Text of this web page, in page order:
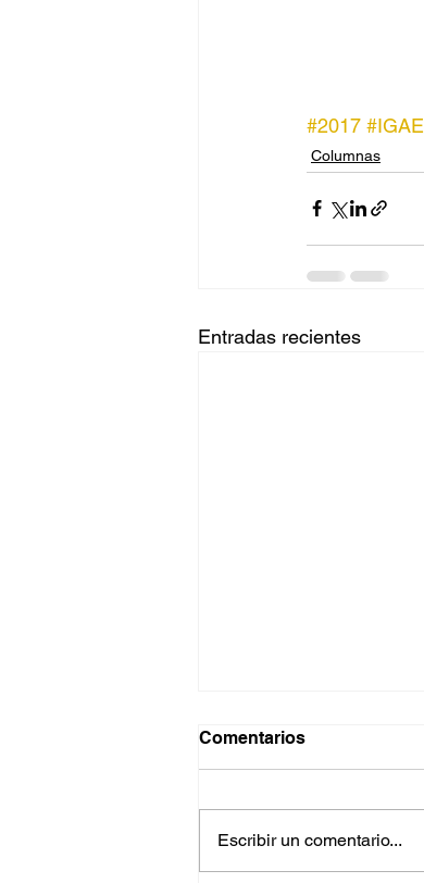
#2017 #IGAE
Columnas
Entradas recientes
Comentarios
Escribir un comentario...